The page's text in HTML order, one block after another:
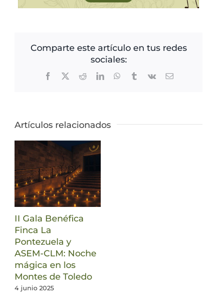
Comparte este artículo en tus redes
sociales:
Facebook
X RedditLinkedInWhatsApp
TumblrVk
Correo
Artículos relacionados
II Gala Benéfica
Finca La
Pontezuela y
ASEM-CLM: Noche
mágica en los
Montes de Toledo
4 junio 2025